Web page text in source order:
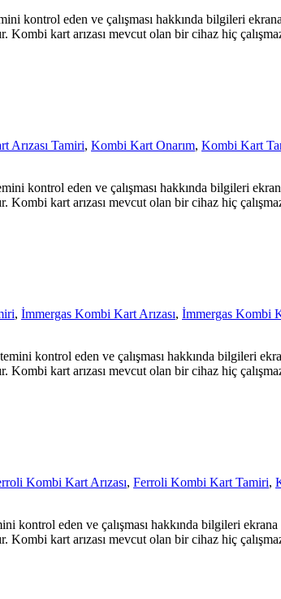
kontrol eden ve çalışması hakkında bilgileri
Kombi kart arızası mevcut olan bir cihaz hiç
Arızası Tamiri, Kombi Kart Onarım, Kombi Kart
kontrol eden ve çalışması hakkında bilgileri
Kombi kart arızası mevcut olan bir cihaz hiç
, İmmergas Kombi Kart Arızası, İmmergas Kombi
kontrol eden ve çalışması hakkında bilgileri
Kombi kart arızası mevcut olan bir cihaz hiç
Kombi Kart Arızası, Ferroli Kombi Kart Tamiri,
eden ve çalışması hakkında bilgileri
Kombi kart arızası mevcut olan bir cihaz hiç